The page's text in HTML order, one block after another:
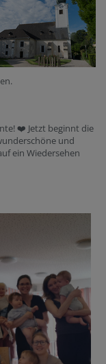
❤️ Jetzt beginnt die
und
ein Wiedersehen